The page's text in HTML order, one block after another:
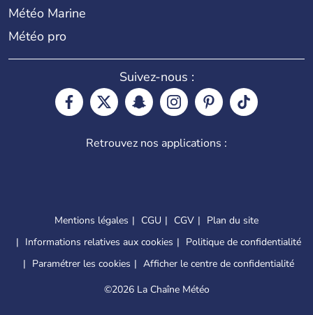
Météo Marine
Météo pro
Suivez-nous :
Retrouvez nos applications :
Mentions légales CGU CGV
Plan du site
Informations relatives aux cookies
Politique de confidentialité
Paramétrer les cookies
Afficher le centre de confidentialité
©2026 La Chaîne Météo